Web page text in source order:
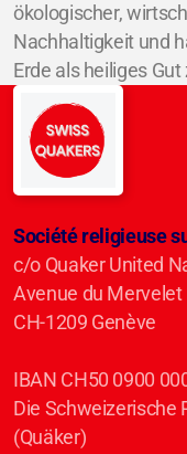
ökologischer,
Nachhaltigkeit und
Erde als heiliges
Société religieuse
c/o Quaker United
Avenue du Mervelet
CH-1209 Genève
IBAN CH50 0900
Die Schweizerische
(Quäker)